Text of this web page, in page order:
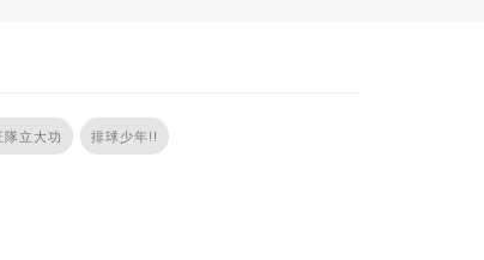
隊立大功 排球少年!!